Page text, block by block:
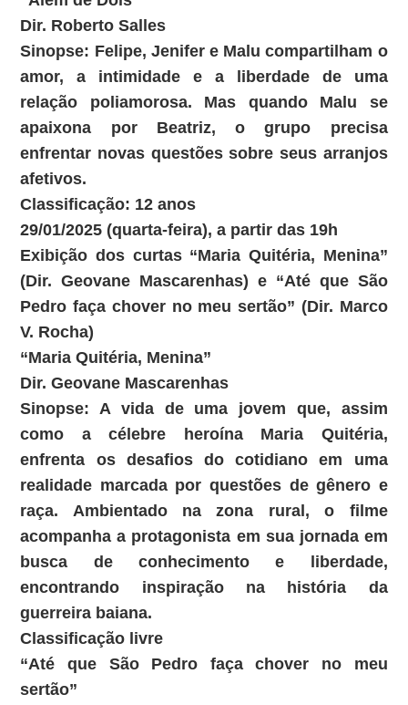
Dir. Roberto Salles
Sinopse: Felipe, Jenifer e Malu compartilham o
amor, a intimidade e a liberdade de uma
relação poliamorosa. Mas quando Malu se
apaixona por Beatriz, o grupo precisa
enfrentar novas questões sobre seus arranjos
afetivos.
Classificação: 12 anos
29/01/2025 (quarta-feira), a partir das 19h
Exibição dos curtas “Maria Quitéria, Menina”
(Dir. Geovane Mascarenhas) e “Até que São
Pedro faça chover no meu sertão” (Dir. Marco
V. Rocha)
“Maria Quitéria, Menina”
Dir. Geovane Mascarenhas
Sinopse: A vida de uma jovem que, assim
como a célebre heroína Maria Quitéria,
enfrenta os desafios do cotidiano em uma
realidade marcada por questões de gênero e
raça. Ambientado na zona rural, o filme
acompanha a protagonista em sua jornada em
busca de conhecimento e liberdade,
encontrando inspiração na história da
guerreira baiana.
Classificação livre
“Até que São Pedro faça chover no meu
sertão”